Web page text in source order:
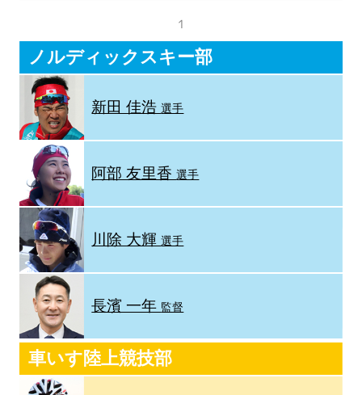
1
ノルディックスキー部
新田 佳浩選手
阿部 友里香選手
川除 大輝選手
長濱 一年 監督
車いす陸上競技部